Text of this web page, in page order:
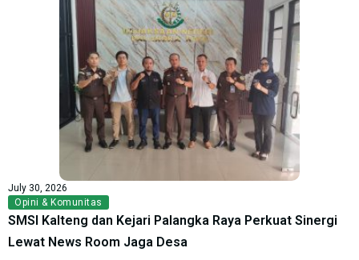
July 30, 2026
Opini & Komunitas
SMSI Kalteng dan Kejari Palangka Raya Perkuat Sinergi
Lewat News Room Jaga Desa